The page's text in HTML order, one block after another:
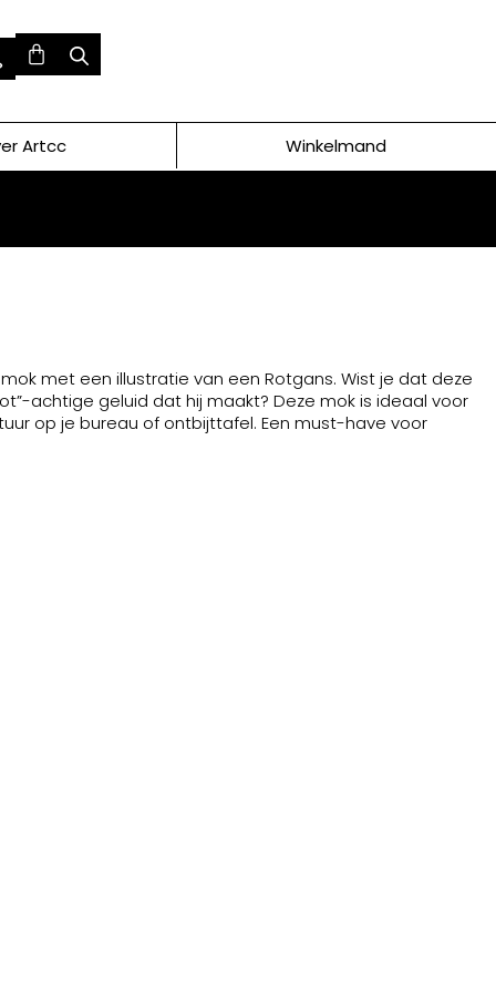
Artcc Winkelmand
met een illustratie van een Rotgans. Wist je dat deze
achtige geluid dat hij maakt? Deze mok is ideaal voor
op je bureau of ontbijttafel. Een must-have voor